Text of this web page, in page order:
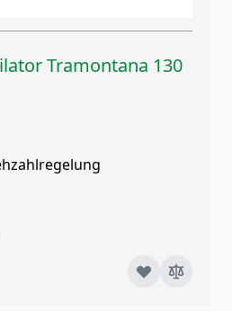
Tramontana 130